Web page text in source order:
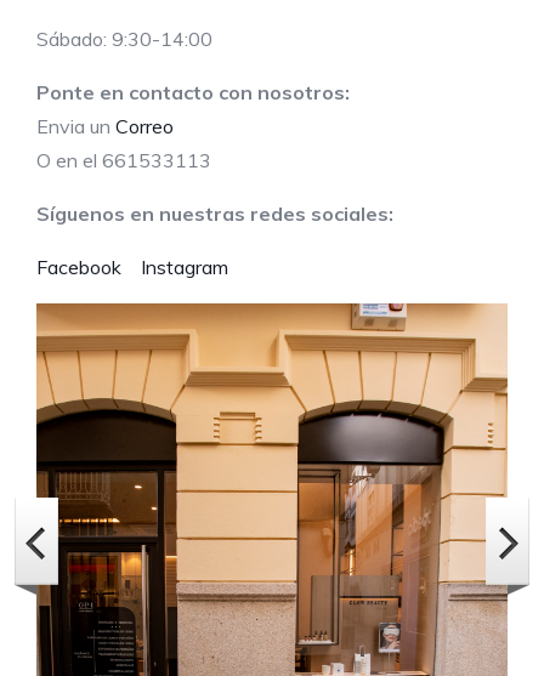
Sábado: 9:30-14:00
Ponte en contacto con nosotros:
Envia un Correo
O en el 661533113
Síguenos en nuestras redes sociales:
Facebook Instagram